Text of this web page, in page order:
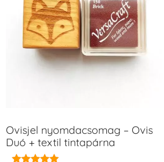
Ovisjel nyomdacsomag – Ovis
Duó + textil tintapárna